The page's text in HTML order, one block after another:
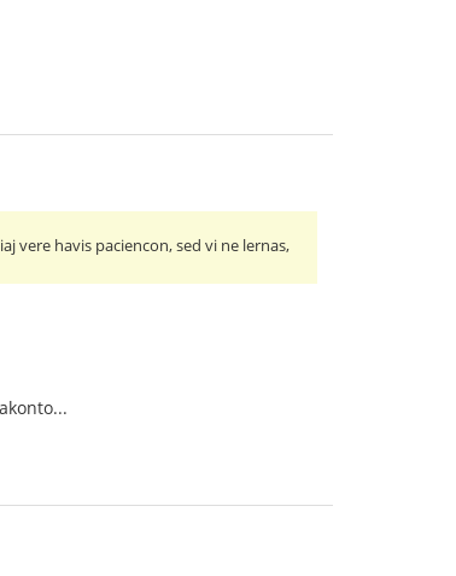
vere havis paciencon, sed vi ne lernas,